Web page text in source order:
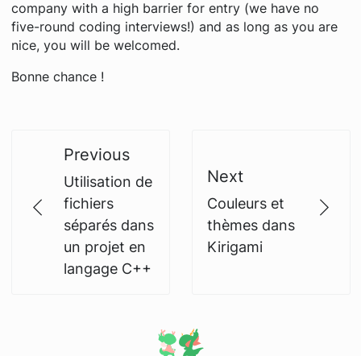
company with a high barrier for entry (we have no
five-round coding interviews!) and as long as you are
nice, you will be welcomed.
Bonne chance !
Previous
Utilisation de
fichiers
séparés dans
un projet en
langage C++
Next
Couleurs et
thèmes dans
Kirigami